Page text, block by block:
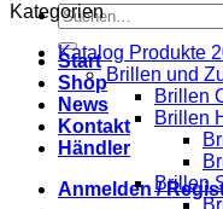
Suchen
nach:
Start
Shop
News
Kontakt
Händler
Anmelden /
Kategorien
Katalog Produkte
Brillen und
Brillen
Brillen
Brillen